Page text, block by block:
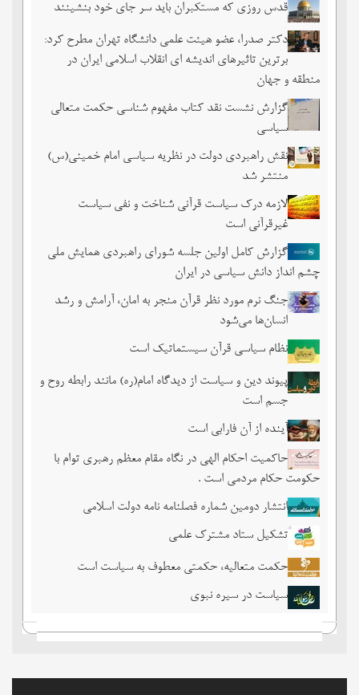
قدس روزی که مستکبران باید سر جای خود بنشینند
دکتر صدرا، عضو هیئت علمی دانشگاه تهران مطرح کرد:
برترین تاثیرهای اندیشه ای انقلاب اسلامی ایران در
منطقه و جهان
گزارش نشست نقد کتاب مفهوم شناسی حکمت متعالی
سیاسی
نقش راهبردی دولت در نظریه سیاسی امام خمینی(س)
منتشر شد
لازمه درک سیاست قرآنی شناخت و نفی سیاست
غیرقرآنی است
گزارش کامل اولین جلسه شورای راهبردی همایش ملی
چشم ‏انداز دانش سیاسی در ایران
جنگ نرم مورد نظر قرآن منجر به امان، آرامش و رشد
انسان‌ها می‌‌شود
نظام سیاسی قرآن سیستماتیک است
پیوند دین و سیاست از دیدگاه امام(ره) مانند رابطه روح و
جسم است
آینده از آن فارابی است
حاکمیت احکام الهی در نگاه مقام معظم رهبری توام با
حکومت حکام مردمی است .
انتشار دومین شماره فصلنامه نامه دولت اسلامی
تشکیل ستاد مشترک علمی
حکمت متعالیه، حکمتی معطوف به سیاست است
سیاست در سیره نبوی